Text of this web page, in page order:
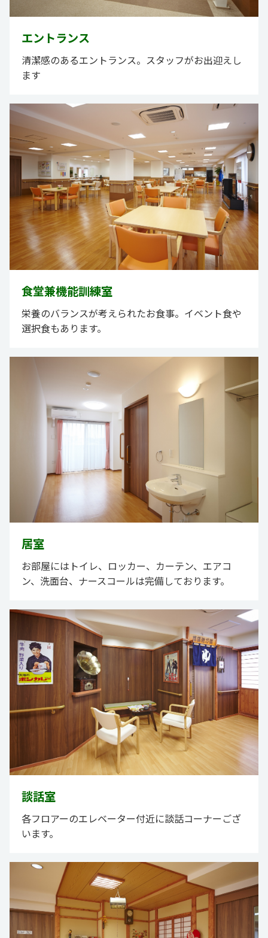
エントランス
清潔感のあるエントランス。スタッフがお出迎えし
ます
食堂兼機能訓練室
栄養のバランスが考えられたお食事。イベント食や
選択食もあります。
居室
お部屋にはトイレ、ロッカー、カーテン、エアコ
ン、洗面台、ナースコールは完備しております。
談話室
各フロアーのエレベーター付近に談話コーナーござ
います。